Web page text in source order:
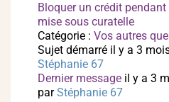
Bloquer un crédit
mise sous curatelle
Catégorie : Vos autres
Sujet démarré il y a 3
Stéphanie 67
Dernier message il y a 3
parStéphanie 67